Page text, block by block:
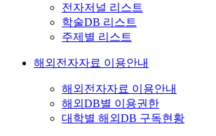
전자저널 리스트
학술DB 리스트
주제별 리스트
해외전자자료 이용안내
해외전자자료 이용안내
해외DB별 이용권한
대학별 해외DB 구독현황